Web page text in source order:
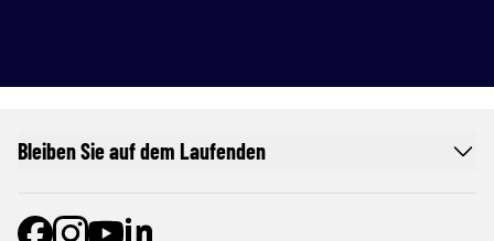
Bleiben Sie auf dem Laufenden